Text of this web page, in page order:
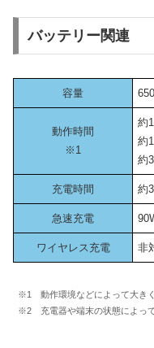
バッテリー関連
容量
動作時間
※1
約
約
約
充電時間 約
急速充電
ワイヤレス充電 非
※1 動作環境などによって大き
※2 充電器や端末の状態によっ